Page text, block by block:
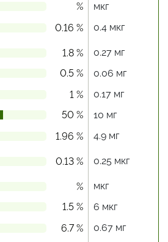
%
мкг
0.16 %
0.4 мкг
1.8 %
0.27 мг
0.5 %
0.06 мг
1 %
0.17 мг
50 %
10 мг
1.96 %
4.9 мг
0.13 %
0.25 мкг
%
мкг
1.5 %
6 мкг
6.7 %
0.67 мг